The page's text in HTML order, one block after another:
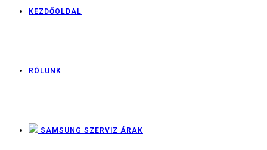
KEZDŐOLDAL
RÓLUNK
SAMSUNG SZERVIZ ÁRAK